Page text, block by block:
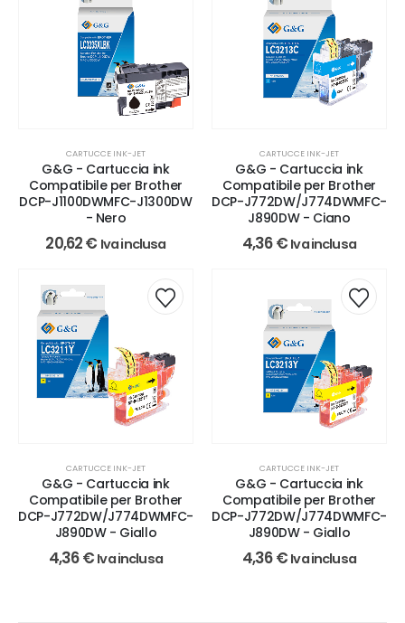
CARTUCCE INK-JET
G&G - Cartuccia ink
Compatibile per Brother
DCP-J1100DWMFC-J1300DW
- Nero
20,62€ Iva inclusa
CARTUCCE INK-JET
G&G - Cartuccia ink
Compatibile per Brother
DCP-J772DW/J774DWMFC-
J890DW - Ciano
4,36€ Iva inclusa
CARTUCCE INK-JET
G&G - Cartuccia ink
Compatibile per Brother
DCP-J772DW/J774DWMFC-
J890DW - Giallo
4,36€ Iva inclusa
CARTUCCE INK-JET
G&G - Cartuccia ink
Compatibile per Brother
DCP-J772DW/J774DWMFC-
J890DW - Giallo
4,36€ Iva inclusa